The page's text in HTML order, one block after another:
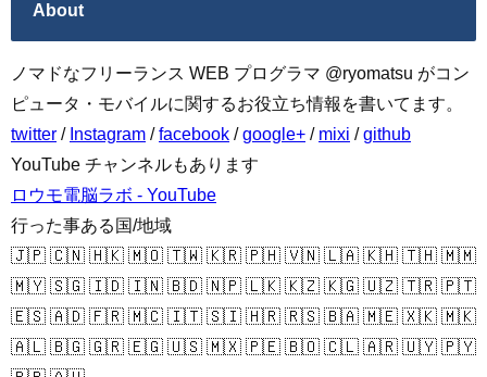
About
ノマドなフリーランス WEB プログラマ @ryomatsu がコン
ピュータ・モバイルに関するお役立ち情報を書いてます。
twitter / Instagram /facebook /google+ / mixi /github
YouTube チャンネルもあります
ロウモ電脳ラボ - YouTube
行った事ある国/地域
🇯🇵 🇨🇳 🇭🇰 🇲🇴 🇹🇼 🇰🇷 🇵🇭 🇻🇳 🇱🇦 🇰🇭 🇹🇭 🇲🇲
🇲🇾 🇸🇬 🇮🇩 🇮🇳 🇧🇩 🇳🇵 🇱🇰 🇰🇿 🇰🇬 🇺🇿 🇹🇷 🇵🇹
🇪🇸 🇦🇩 🇫🇷 🇲🇨 🇮🇹 🇸🇮 🇭🇷 🇷🇸 🇧🇦 🇲🇪 🇽🇰 🇲🇰
🇦🇱 🇧🇬 🇬🇷 🇪🇬 🇺🇸 🇲🇽 🇵🇪 🇧🇴 🇨🇱 🇦🇷 🇺🇾 🇵🇾